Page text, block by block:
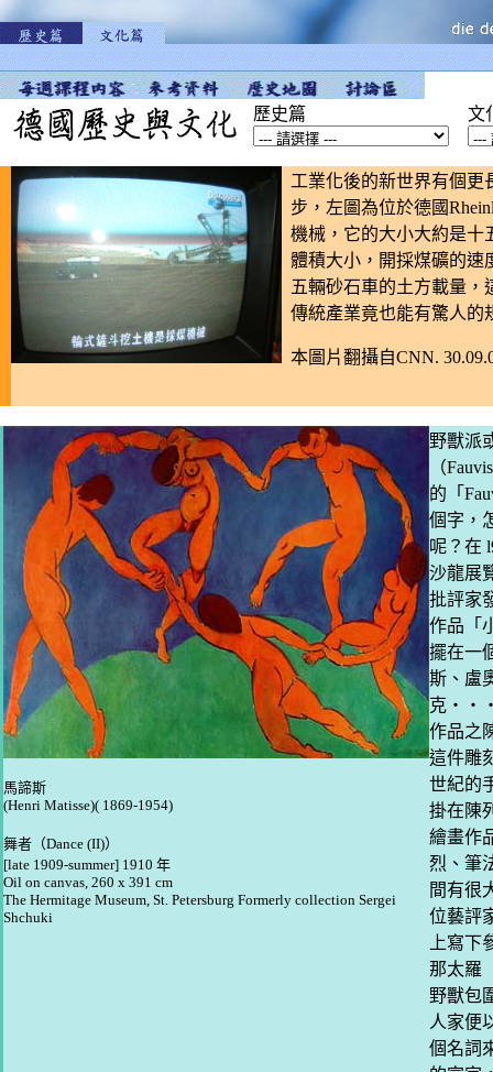
歷史篇 文
工業化後的新世界有個更
步，左圖為位於德國
機械，它的大小大約是十
體積大小，開採煤礦的速
五輛砂石車的土方載量，
傳統產業竟也能有驚人的
本圖片翻攝自CNN.
馬諦斯
(Henri Matisse)( 1869-1954)
舞者（Dance (II)）
[late 1909-summer] 1910 年
Oil on canvas, 260 x 391 cm
The Hermitage Museum, St. Petersburg Formerly collection Sergei
Shchuki
野獸派
（
的「
個字，
呢？在
沙龍展
批評家
作品「
擺在一
斯、盧
克
作品之
這件雕
世紀的
掛在陳
繪畫作
烈、筆
間有很
位藝評
上寫下
那太羅
野獸包
人家便
個名詞